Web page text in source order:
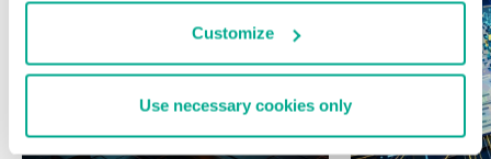
Customize
Use necessary cookies only